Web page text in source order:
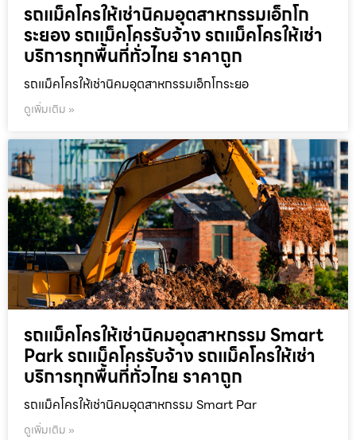
รถแม็คโครให้เช่านิคมอุตสาหกรรมเอ็กโก
ระยอง รถแม็คโครรับจ้าง รถแม็คโครให้เช่า
บริการทุกพื้นที่ทั่วไทย ราคาถูก
รถแม็คโครให้เช่านิคมอุตสาหกรรมเอ็กโกระยอ
ดูเพิ่มเติม »
รถแม็คโครให้เช่านิคมอุตสาหกรรม Smart
Park รถแม็คโครรับจ้าง รถแม็คโครให้เช่า
บริการทุกพื้นที่ทั่วไทย ราคาถูก
รถแม็คโครให้เช่านิคมอุตสาหกรรม Smart Par
ดูเพิ่มเติม »